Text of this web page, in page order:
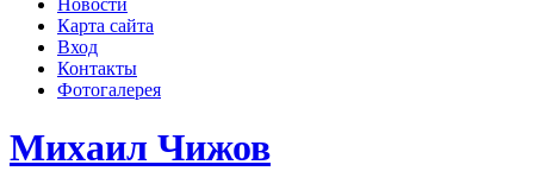
Новости
Карта сайта
Вход
Контакты
Фотогалерея
Михаил Чижов